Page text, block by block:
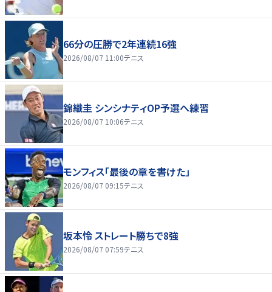
66分の圧勝で2年連続16強
2026/08/07 11:00テニス
錦織圭 シンシナティOP予選へ練習
2026/08/07 10:06テニス
モンフィス「最後の章を書けた」
2026/08/07 09:15テニス
坂本怜 ストレート勝ちで8強
2026/08/07 07:59テニス